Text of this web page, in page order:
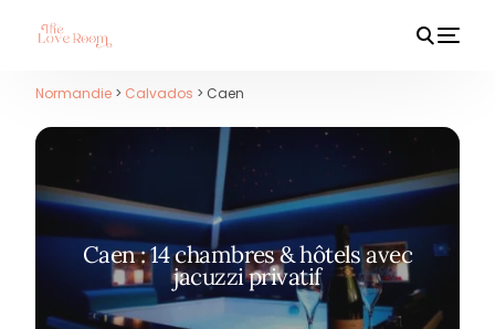
Normandie > Calvados > Caen
Caen : 14 chambres & hôtels avec
jacuzzi privatif
HOT